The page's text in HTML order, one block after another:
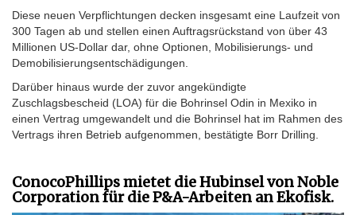
Diese neuen Verpflichtungen decken insgesamt eine Laufzeit von
300 Tagen ab und stellen einen Auftragsrückstand von über 43
Millionen US-Dollar dar, ohne Optionen, Mobilisierungs- und
Demobilisierungsentschädigungen.
Darüber hinaus wurde der zuvor angekündigte
Zuschlagsbescheid (LOA) für die Bohrinsel Odin in Mexiko in
einen Vertrag umgewandelt und die Bohrinsel hat im Rahmen des
Vertrags ihren Betrieb aufgenommen, bestätigte Borr Drilling.
ConocoPhillips mietet die Hubinsel von Noble
Corporation für die P&A-Arbeiten an Ekofisk.